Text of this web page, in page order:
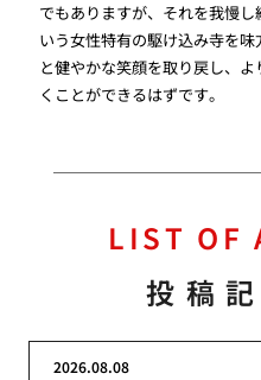
でもありますが、それを我慢
いう女性特有の駆け込み寺を
と健やかな笑顔を取り戻し、
くことができるはずです。
LIST OF
投稿
2026.08.08